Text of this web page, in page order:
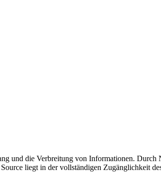
und die Verbreitung von Informationen. Durch
liegt in der vollständigen Zugänglichkeit